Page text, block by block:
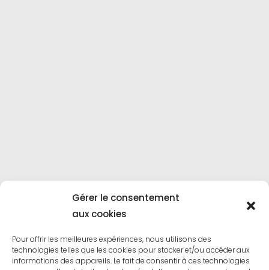
Gérer le consentement
aux cookies
Pour offrir les meilleures expériences, nous utilisons des
technologies telles que les cookies pour stocker et/ou accéder aux
informations des appareils. Le fait de consentir à ces technologies